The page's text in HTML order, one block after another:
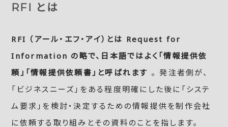
RFI とは
RFI （アール・エフ・アイ）とは Request for
Information の略で、日本語ではよく「情報提供依
頼」「情報提供依頼書」と呼ばれます 。 発注者側が、
「ビジネスニーズ」をある程度明確にした後に「システ
ム要求」を検討・決定するための情報提供を制作会社
に依頼する取り組みとその資料のことを指します。